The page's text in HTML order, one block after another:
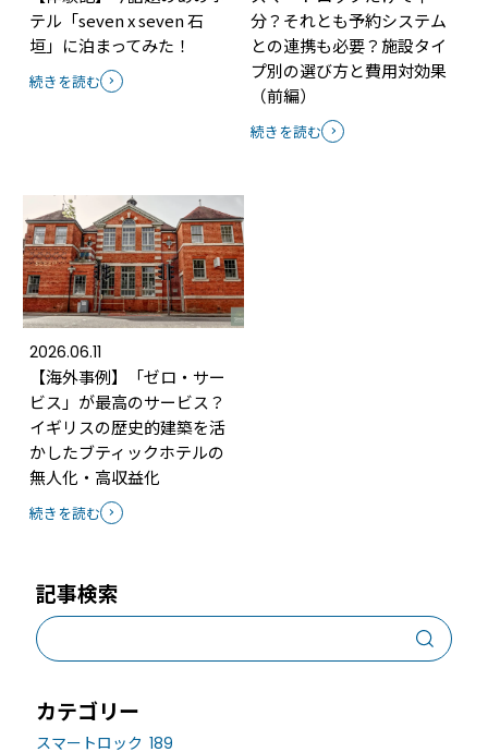
テル「seven x seven 石
垣」に泊まってみた！
続きを読む
分？それとも予約システム
との連携も必要？施設タイ
プ別の選び方と費用対効果
（前編）
続きを読む
2026.06.11
【海外事例】「ゼロ・サー
ビス」が最高のサービス？
イギリスの歴史的建築を活
かしたブティックホテルの
無人化・高収益化
続きを読む
記事検索
カテゴリー
スマートロック 189